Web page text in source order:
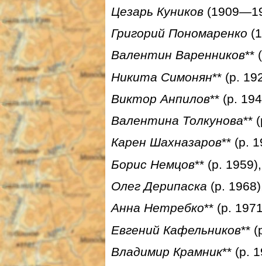
Цезарь Куников
Григорий Пономаренко
Валентин Варенников**
Никита Симонян** (р.
Виктор Анпилов** (р.
Валентина Толкунова**
Карен Шахназаров** (р.
Борис Немцов** (р.
Олег Дерипаска (р.
Анна Нетребко** (р.
Евгений Кафельников**
Владимир Крамник** (р.